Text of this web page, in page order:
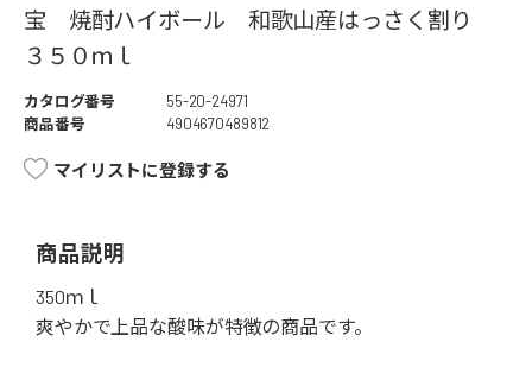
宝 焼酎ハイボール 和歌山産はっさく割り
３５０ｍｌ
カタログ番号
55-20-24971
商品番号
4904670489812
マイリストに登録する
商品説明
350ｍｌ
爽やかで上品な酸味が特徴の商品です。